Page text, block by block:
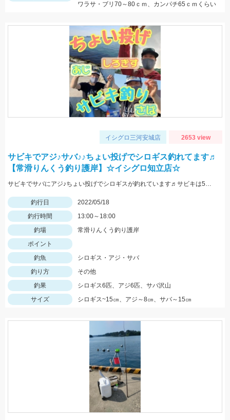
ワラサ・ブリ70～80ｃｍ、カンパチ65ｃｍくらい
イシグロ三河安城店 2653 view
サビキでアジ♪サバ♪♪ちょい投げでシロギス釣れてます♬
【常滑りんくう釣り護岸】☆イシグロ知立店☆
サビキでサバにアジ♪ちょい投げでシロギスが釣れています♬サビキは5号前後の針がオススメです☆
釣行日
2022/05/18
釣行時間
13:00～18:00
釣場
常滑りんくう釣り護岸
ポイント
釣魚
シロギス・アジ・サバ
釣り方
その他
釣果
シロギス6匹、アジ6匹、サバ沢山
サイズ
シロギス~15㎝、アジ～8㎝、サバ～15㎝